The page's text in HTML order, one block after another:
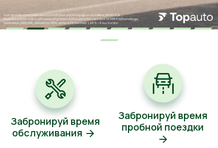
Забронируй время
обслуживания
Забронируй время
пробной поездки